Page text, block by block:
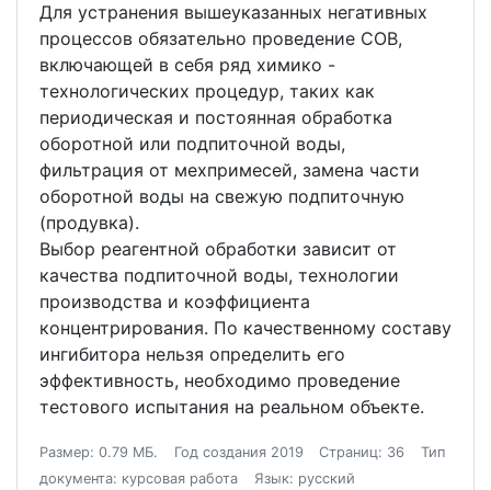
Для устранения вышеуказанных негативных
процессов обязательно проведение СОВ,
включающей в себя ряд химико -
технологических процедур, таких как
периодическая и постоянная обработка
оборотной или подпиточной воды,
фильтрация от мехпримесей, замена части
оборотной воды на свежую подпиточную
(продувка).
Выбор реагентной обработки зависит от
качества подпиточной воды, технологии
производства и коэффициента
концентрирования. По качественному составу
ингибитора нельзя определить его
эффективность, необходимо проведение
тестового испытания на реальном объекте.
Размер: 0.79 МБ. Год создания 2019 Страниц: 36
Тип
документа: курсовая работа
Язык: русский